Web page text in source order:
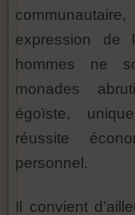
expression de
hommes ne
monades
égoïste,
réussite
personnel.
Il convient